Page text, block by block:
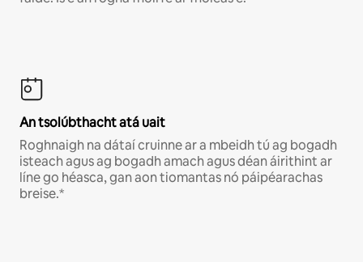
An tsolúbthacht atá uait
Roghnaigh na dátaí cruinne ar a mbeidh tú ag bogadh
isteach agus ag bogadh amach agus déan áirithint ar
líne go héasca, gan aon tiomantas nó páipéarachas
breise.*